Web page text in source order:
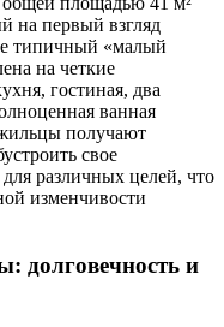
на первый взгляд
типичный «малый
на четкие
гостиная, два
ванная
получают
свое
различных целей, что
изменчивости
долговечность и